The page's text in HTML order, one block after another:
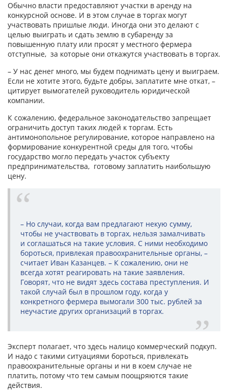
Обычно власти предоставляют участки в аренду на
конкурсной основе. И в этом случае в торгах могут
участвовать пришлые люди. Иногда они это делают с
целью выиграть и сдать землю в субаренду за
повышенную плату или просят у местного фермера
отступные, за которые они откажутся участвовать в торгах.
– У нас денег много, мы будем поднимать цену и выиграем.
Если не хотите этого, будьте добры, заплатите мне откат, –
цитирует вымогателей руководитель юридической
компании.
К сожалению, федеральное законодательство запрещает
ограничить доступ таких людей к торгам. Есть
антимонопольное регулирование, которое направлено на
формирование конкурентной среды для того, чтобы
государство могло передать участок субъекту
предпринимательства, готовому заплатить наибольшую
цену.
– Но случаи, когда вам предлагают некую сумму,
чтобы не участвовать в торгах, нельзя замалчивать
и соглашаться на такие условия. С ними необходимо
бороться, привлекая правоохранительные органы, –
считает Иван Казанцев. – К сожалению, они не
всегда хотят реагировать на такие заявления.
Говорят, что не видят здесь состава преступления. И
такой случай был в прошлом году, когда у
конкретного фермера вымогали 300 тыс. рублей за
неучастие других организаций в торгах.
Эксперт полагает, что здесь налицо коммерческий подкуп.
И надо с такими ситуациями бороться, привлекать
правоохранительные органы и ни в коем случае не
платить, потому что тем самым поощряются такие
действия.